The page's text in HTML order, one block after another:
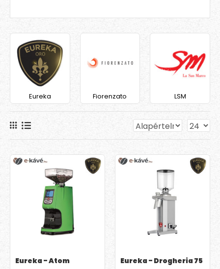
Eureka Fiorenzato LSM
Eureka - Atom
Eureka - Drogheria 75